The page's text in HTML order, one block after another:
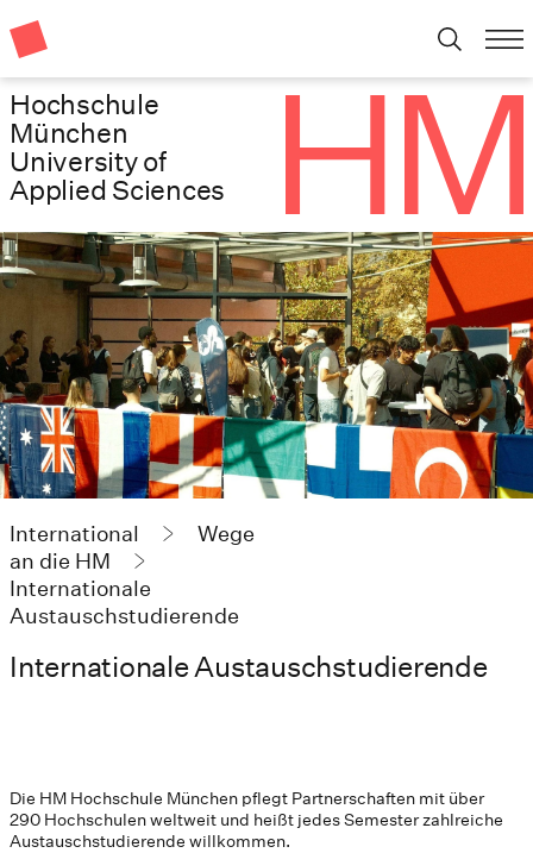
Hochschule
München
University of
Applied Sciences
International
Wege
an die HM
Internationale
Austauschstudierende
Internationale Austauschstudierende
Die HM Hochschule München pflegt Partnerschaften mit über
290 Hochschulen weltweit und heißt jedes Semester zahlreiche
Austauschstudierende willkommen.